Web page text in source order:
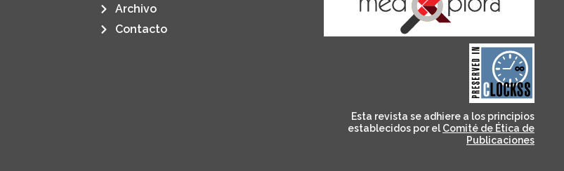
Archivo
Contacto
CLOCKSS is a dak archive
that ensures the long-
term survival of web-
based scholary
publications, governed by
and for its stakeholders.
Esta revista se adhiere a los principios
establecidos por el Comité de Ética de
Publicaciones